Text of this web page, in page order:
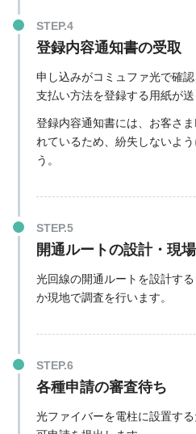
登録内容通知書の受取
申し込みがコミュファ光で確
支払い方法を登録する用紙が送
登録内容通知書には、お客さ
れているため、紛失しないよ
う。
開通ルートの設計・現
光回線の開通ルートを設計す
か現地で調査を行います。
各種申請の審査待ち
光ファイバーを電柱に設置す